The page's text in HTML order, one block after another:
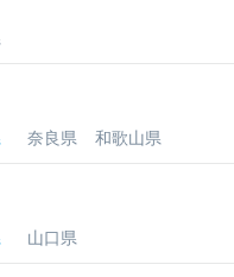
奈良県 和歌山県
山口県